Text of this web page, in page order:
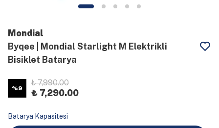
Mondial
Byqee | Mondial Starlight M Elektrikli
Bisiklet Batarya
%9
₺ 7,990.00
₺ 7,290.00
Batarya Kapasitesi